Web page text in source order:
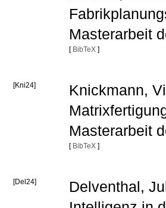
Masterarbeit
[ BibTeX ]
[Kni24]
Knickmann,
Masterarbeit
[ BibTeX ]
[Del24]
Delventhal,